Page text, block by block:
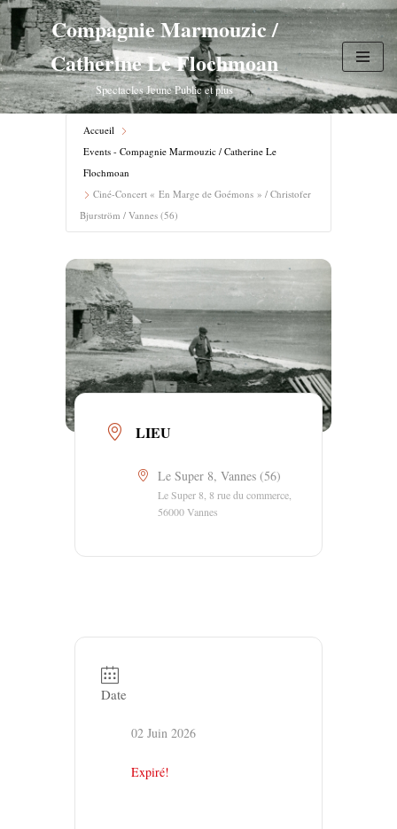
Aller
au
contenu
Compagnie Marmouzic /
Catherine Le Flochmoan
Spectacles Jeune Public et plus
Accueil
Events - Compagnie Marmouzic / Catherine Le
Flochmoan
Ciné-Concert « En Marge de Goémons » / Christofer
Bjurström / Vannes (56)
LIEU
Le Super 8, Vannes (56)
Le Super 8, 8 rue du commerce,
56000 Vannes
Date
02 Juin 2026
Expiré!